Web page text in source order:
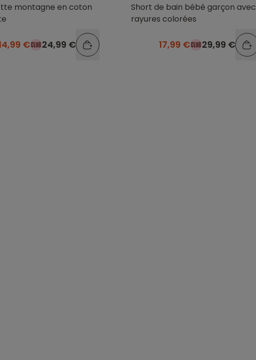
montagne en coton
€ 24,99 €
Short de bain bébé garçon avec
rayures colorées
17,99 € 29,99 €